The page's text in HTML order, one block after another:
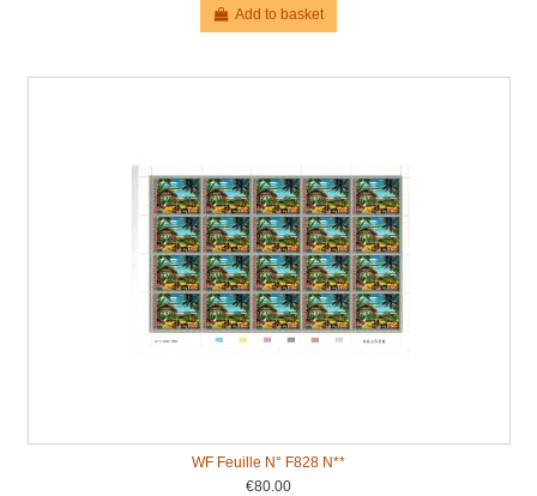
Add to basket
WF Feuille N° F828 N**
€80.00